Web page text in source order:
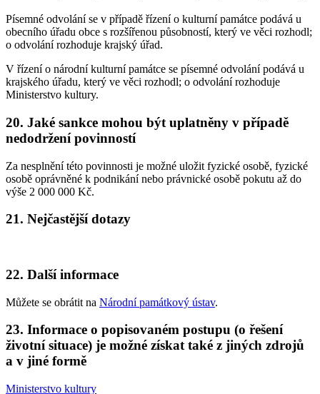
Písemné odvolání se v případě řízení o kulturní památce podává u
obecního úřadu obce s rozšířenou působností, který ve věci rozhodl;
o odvolání rozhoduje krajský úřad.
V řízení o národní kulturní památce se písemné odvolání podává u
krajského úřadu, který ve věci rozhodl; o odvolání rozhoduje
Ministerstvo kultury.
20. Jaké sankce mohou být uplatněny v případě
nedodržení povinností
Za nesplnění této povinnosti je možné uložit fyzické osobě, fyzické
osobě oprávněné k podnikání nebo právnické osobě pokutu až do
výše 2 000 000 Kč.
21. Nejčastější dotazy
22. Další informace
Můžete se obrátit na Národní památkový ústav.
23. Informace o popisovaném postupu (o řešení
životní situace) je možné získat také z jiných zdrojů
a v jiné formě
Ministerstvo kultury